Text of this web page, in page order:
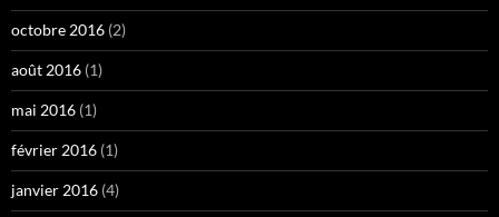
octobre 2016 (2)
août 2016 (1)
mai 2016 (1)
février 2016 (1)
janvier 2016 (4)